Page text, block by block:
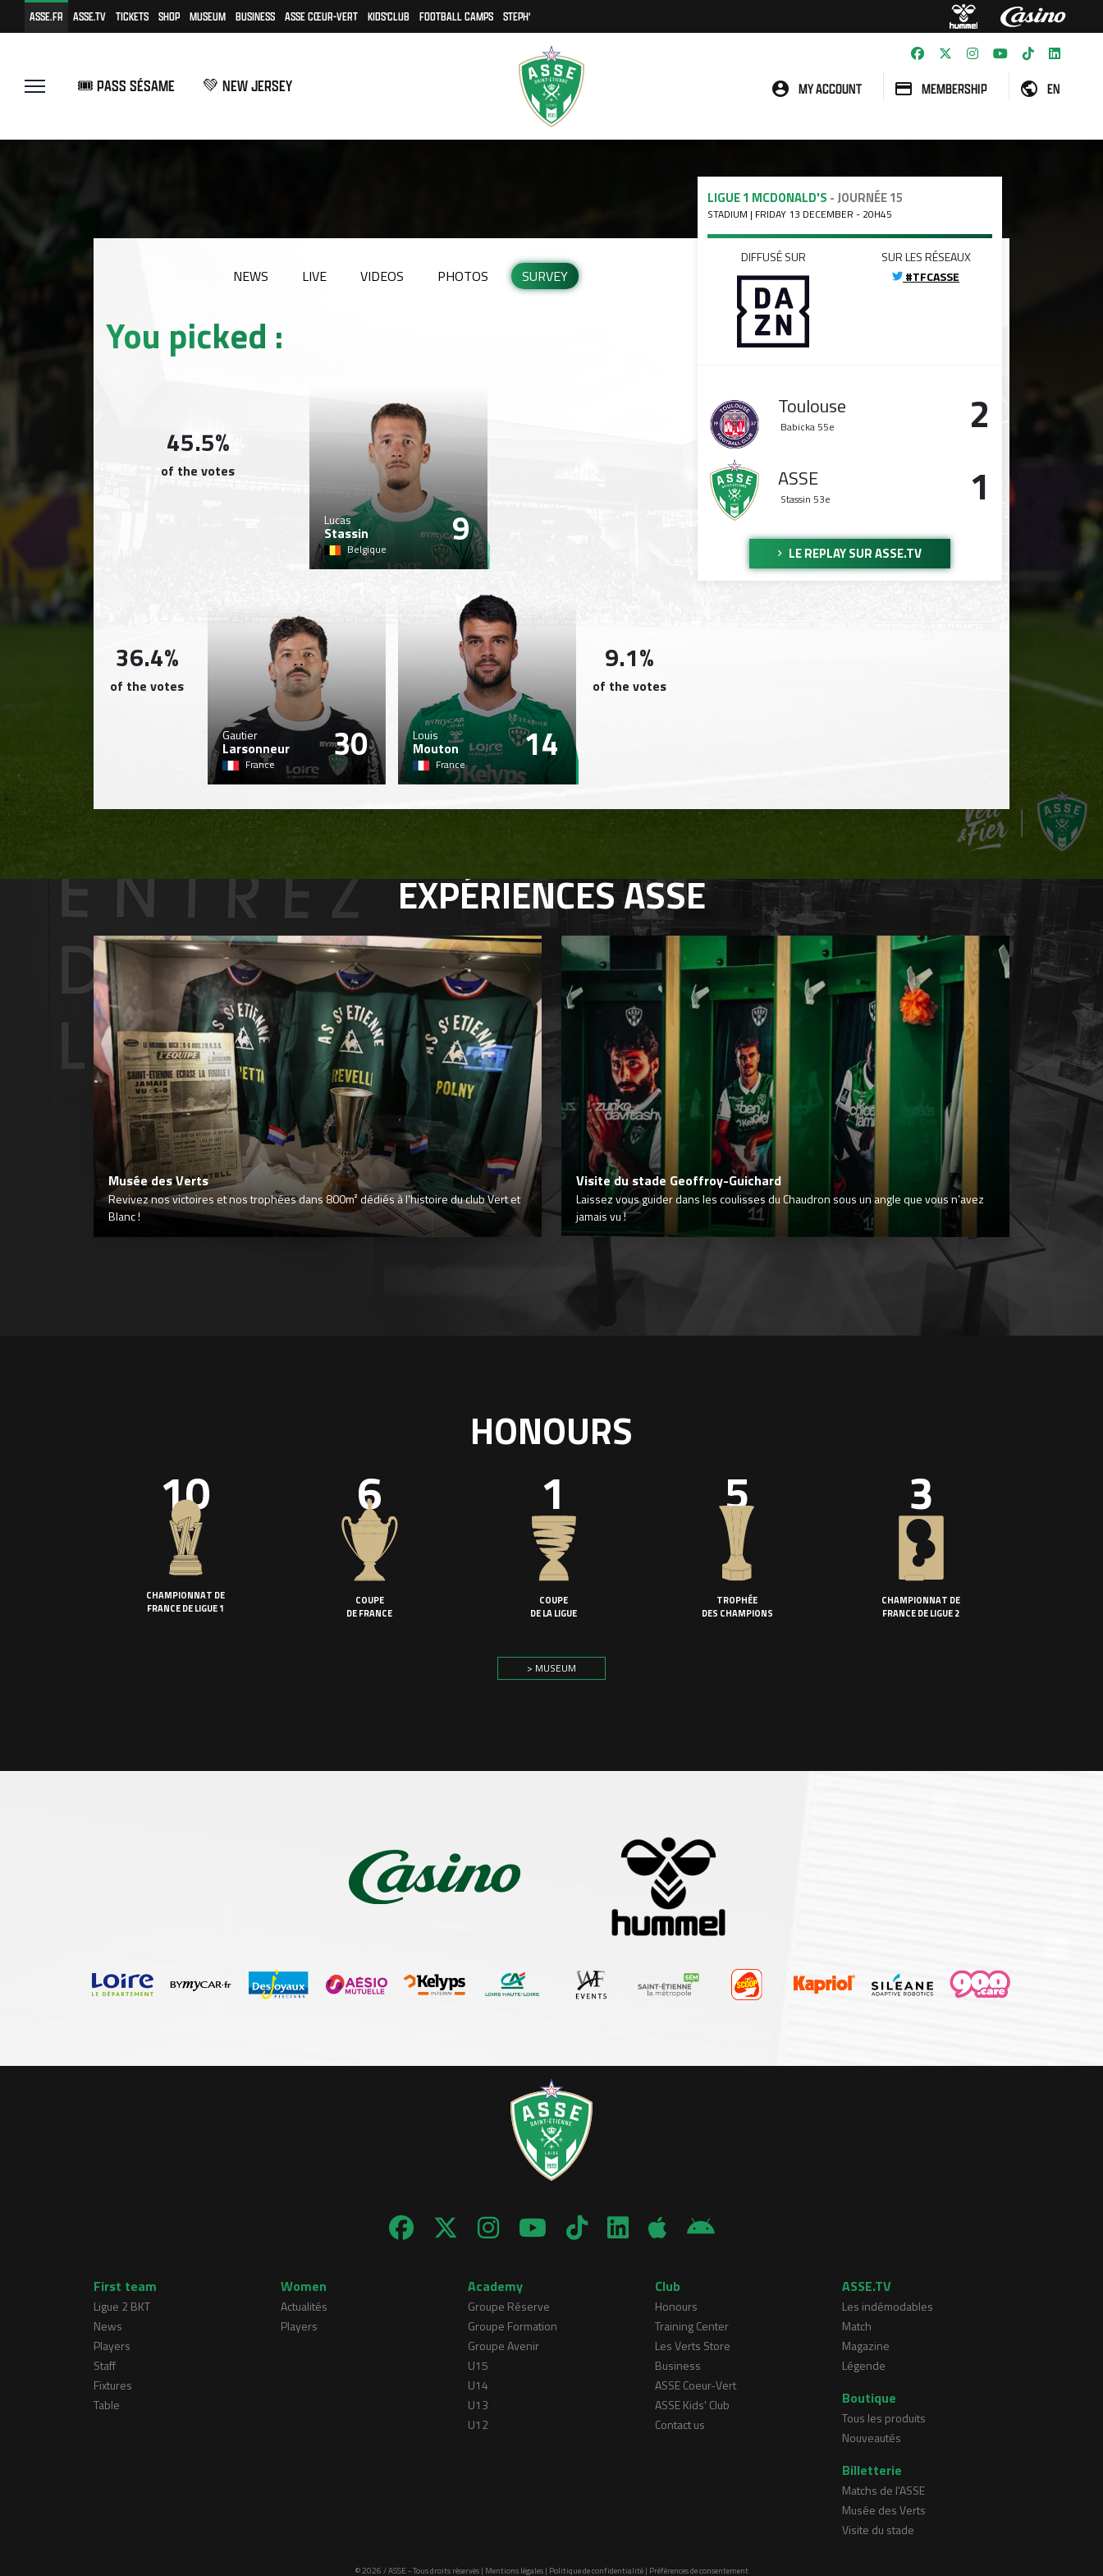
ASSE.FR ASSE.TV TICKETS SHOP MUSEUM BUSINESS ASSE CŒUR-VERT KIDS'CLUB FOOTBALL CAMPS STEPH'
🎟️ PASS SÉSAME 💚 NEW JERSEY MY ACCOUNT MEMBERSHIP EN
LIGUE 1 MCDONALD'S - JOURNÉE 15
STADIUM | FRIDAY 13 DECEMBER - 20H45
DIFFUSÉ SUR
SUR LES RÉSEAUX
#TFCASSE
Toulouse
Babicka 55e 2
ASSE
Stassin 53e 1
LE REPLAY SUR ASSE.TV
NEWS LIVE VIDEOS PHOTOS SURVEY
You picked :
9
Lucas
Stassin
Belgique
45.5%
of the votes
30
Gautier
Larsonneur
France 14
Louis
Mouton
France
36.4%
of the votes
9.1%
of the votes
EXPÉRIENCESASSE
Musée des Verts
Revivez nos victoires et nos trophées dans 800m² dédiés à l’histoire du club Vert et
Blanc !
Visite du stade Geoffroy-Guichard
Laissez vous guider dans les coulisses du Chaudron sous un angle que vous n’avez
jamais vu !
HONOURS
10
CHAMPIONNAT DE
FRANCE DE LIGUE 1
6
COUPE
DE FRANCE
1
COUPE
DE LA LIGUE
5
TROPHÉE
DES CHAMPIONS
3
CHAMPIONNAT DE
FRANCE DE LIGUE 2
> MUSEUM
First team
Ligue 2 BKT
News
Players
Staff
Fixtures
Table
Women
Actualités
Players
Academy
Groupe Réserve
Groupe Formation
Groupe Avenir
U15
U14
U13
U12
Club
Honours
Training Center
Les Verts Store
Business
ASSE Coeur-Vert
ASSE Kids' Club
Contact us
ASSE.TV
Les indémodables
Match
Magazine
Légende
Boutique
Tous les produits
Nouveautés
Billetterie
Matchs de l'ASSE
Musée des Verts
Visite du stade
© 2026 / ASSE - Tous droits réservés | Mentions légales| Politique de confidentialité| Préférences de consentement